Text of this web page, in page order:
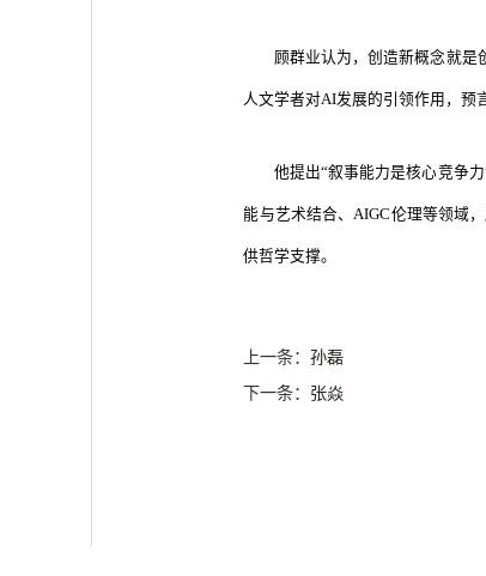
顾群业认为，创造新概念就是
人文学者对AI发展的引领作用，预
他提出“叙事能力是核心竞争
能与艺术结合、AIGC伦理等领域
供哲学支撑。
上一条：孙磊
下一条： 张焱